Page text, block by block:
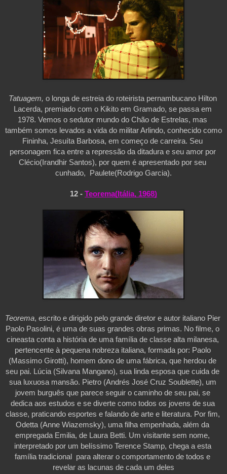
Tatuagem, o longa de estreia do roteirista pernambucano Hilton
Lacerda, premiado com o Kikito em Gramado, se passa em
1978. Vemos o sedutor mundo do Chão de Estrelas, mas
também somos levados a vida do militar Arlindo, conhecido como
Fininha, Jesuíta Barbosa, em começo de carreira. Seu
personagem fica entre a repressão da ditadura e seu amor por
Clécio(Irandhir Santos), por quem é apresentado por seu
cunhado,  Paulete(Rodrigo Garcia).
12 - Teorema(Itália, 1968)
Teorema, escrito e dirigido pelo grande diretor e autor italiano Pier
Paolo Pasolini, é uma de suas grandes obras primas. No filme, o
cineasta conta a história de uma família de classe alta milanesa,
pertencente à pequena nobreza italiana, formada por: Paolo
(Massimo Girotti), homem dono de uma fábrica, que herdou de
seu pai. Lúcia (Silvana Mangano), sua linda esposa que cuida de
sua luxuosa mansão. Pietro (Andrés José Cruz Soublette), um
jovem burguês que parece seguir o caminho de seu pai, se
dedica aos estudos e se diverte como todos os jovens de sua
classe, praticando esportes e falando de arte e literatura. Por fim,
Odetta (Anne Wiazemsky), uma filha empenhada, além da
empregada Emilia, de Laura Betti. Um visitante sem nome,
interpretado por um belíssimo Terence Stamp, chega a esta
família tradicional  para alterar o comportamento de todos e
revelar as lacunas de cada um deles